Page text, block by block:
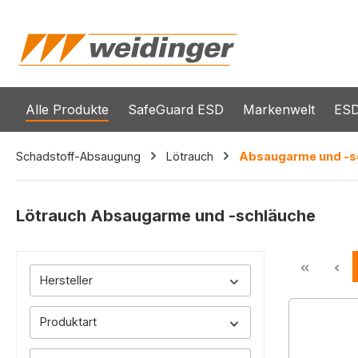
Alle Produkte SafeGuard ESD Markenwelt
Schadstoff-Absaugung Lötrauch Absaugarme und -
Lötrauch Absaugarme und -schläuche
Hersteller
Produktart